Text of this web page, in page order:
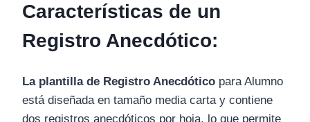
Características de un
Registro Anecdótico:
La plantilla de Registro Anecdótico para Alumno
está diseñada en tamaño media carta y contiene
dos registros anecdóticos por hoja, lo que permite